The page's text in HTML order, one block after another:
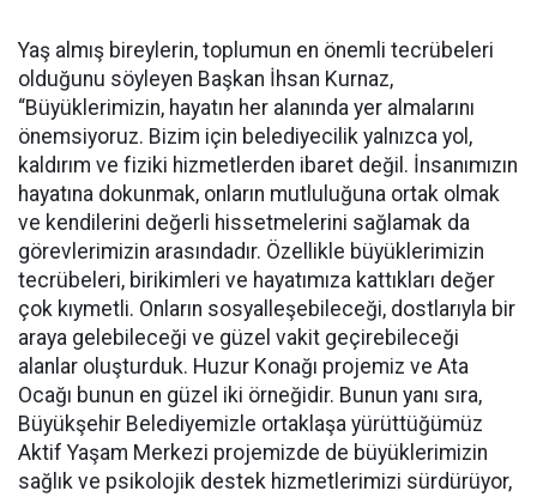
Yaş almış bireylerin, toplumun en önemli tecrübeleri
olduğunu söyleyen Başkan İhsan Kurnaz,
“Büyüklerimizin, hayatın her alanında yer almalarını
önemsiyoruz. Bizim için belediyecilik yalnızca yol,
kaldırım ve fiziki hizmetlerden ibaret değil. İnsanımızın
hayatına dokunmak, onların mutluluğuna ortak olmak
ve kendilerini değerli hissetmelerini sağlamak da
görevlerimizin arasındadır. Özellikle büyüklerimizin
tecrübeleri, birikimleri ve hayatımıza kattıkları değer
çok kıymetli. Onların sosyalleşebileceği, dostlarıyla bir
araya gelebileceği ve güzel vakit geçirebileceği
alanlar oluşturduk. Huzur Konağı projemiz ve Ata
Ocağı bunun en güzel iki örneğidir. Bunun yanı sıra,
Büyükşehir Belediyemizle ortaklaşa yürüttüğümüz
Aktif Yaşam Merkezi projemizde de büyüklerimizin
sağlık ve psikolojik destek hizmetlerimizi sürdürüyor,